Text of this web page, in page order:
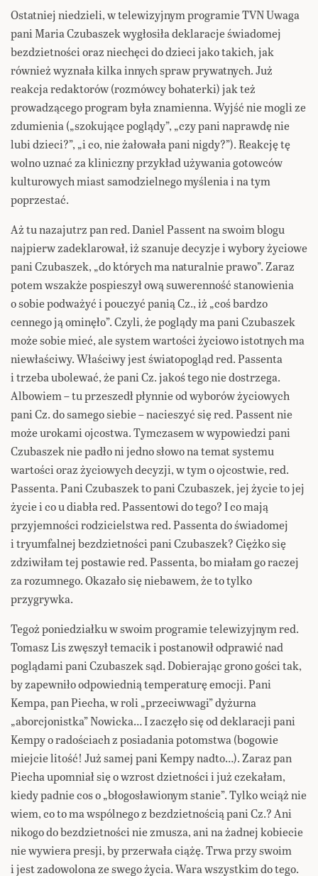
Ostatniej niedzieli, w telewizyjnym programie TVN Uwaga
pani Maria Czubaszek wygłosiła deklaracje świadomej
bezdzietności oraz niechęci do dzieci jako takich, jak
również wyznała kilka innych spraw prywatnych. Już
reakcja redaktorów (rozmówcy bohaterki) jak też
prowadzącego program była znamienna. Wyjść nie mogli ze
zdumienia („szokujące poglądy”, „czy pani naprawdę nie
lubi dzieci?”, „i co, nie żałowała pani nigdy?”). Reakcję tę
wolno uznać za kliniczny przykład używania gotowców
kulturowych miast samodzielnego myślenia i na tym
poprzestać.
Aż tu nazajutrz pan red. Daniel Passent na swoim blogu
najpierw zadeklarował, iż szanuje decyzje i wybory życiowe
pani Czubaszek, „do których ma naturalnie prawo”. Zaraz
potem wszakże pospieszył ową suwerenność stanowienia
o sobie podważyć i pouczyć panią Cz., iż „coś bardzo
cennego ją ominęło”. Czyli, że poglądy ma pani Czubaszek
może sobie mieć, ale system wartości życiowo istotnych ma
niewłaściwy. Właściwy jest światopogląd red. Passenta
i trzeba ubolewać, że pani Cz. jakoś tego nie dostrzega.
Albowiem – tu przeszedł płynnie od wyborów życiowych
pani Cz. do samego siebie – nacieszyć się red. Passent nie
może urokami ojcostwa. Tymczasem w wypowiedzi pani
Czubaszek nie padło ni jedno słowo na temat systemu
wartości oraz życiowych decyzji, w tym o ojcostwie, red.
Passenta. Pani Czubaszek to pani Czubaszek, jej życie to jej
życie i co u diabła red. Passentowi do tego? I co mają
przyjemności rodzicielstwa red. Passenta do świadomej
i tryumfalnej bezdzietności pani Czubaszek? Ciężko się
zdziwiłam tej postawie red. Passenta, bo miałam go raczej
za rozumnego. Okazało się niebawem, że to tylko
przygrywka.
Tegoż poniedziałku w swoim programie telewizyjnym red.
Tomasz Lis zwęszył temacik i postanowił odprawić nad
poglądami pani Czubaszek sąd. Dobierając grono gości tak,
by zapewniło odpowiednią temperaturę emocji. Pani
Kempa, pan Piecha, w roli „przeciwwagi” dyżurna
„aborcjonistka” Nowicka… I zaczęło się od deklaracji pani
Kempy o radościach z posiadania potomstwa (bogowie
miejcie litość! Już samej pani Kempy nadto…). Zaraz pan
Piecha upomniał się o wzrost dzietności i już czekałam,
kiedy padnie cos o „błogosławionym stanie”. Tylko wciąż nie
wiem, co to ma wspólnego z bezdzietnością pani Cz.? Ani
nikogo do bezdzietności nie zmusza, ani na żadnej kobiecie
nie wywiera presji, by przerwała ciążę. Trwa przy swoim
i jest zadowolona ze swego życia. Wara wszystkim do tego.